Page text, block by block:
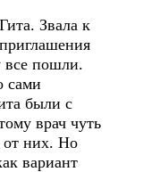
Звала к
все пошли.
сами
были с
врач чуть
от них. Но
вариант